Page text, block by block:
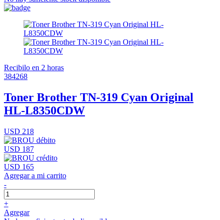
Recibilo en 2 horas
384268
Toner Brother TN-319 Cyan Original
HL-L8350CDW
USD 218
USD 187
USD 165
Agregar a mi carrito
-
+
Agregar